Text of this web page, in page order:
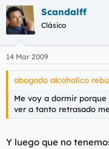
Scandalff
Clásico
14 Mar 2009
abogado alcoholico
Me voy a dormir
ver a tanto retrasado
Y luego que no